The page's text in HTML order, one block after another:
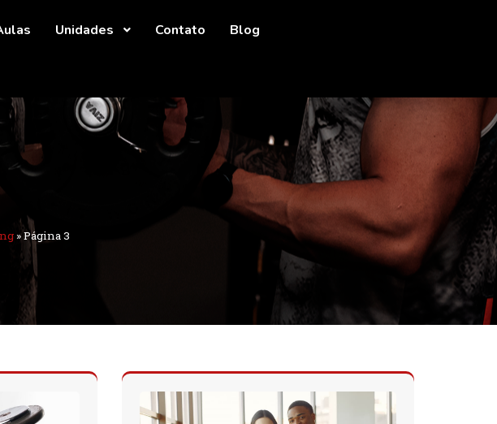
Unidades Contato Blog
»Página 3